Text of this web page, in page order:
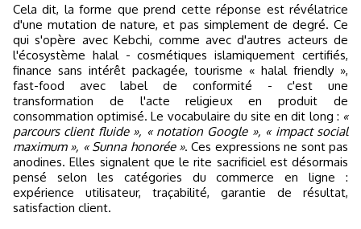
Cela dit, la forme que prend cette réponse est révélatrice
d'une mutation de nature, et pas simplement de degré. Ce
qui s'opère avec Kebchi, comme avec d'autres acteurs de
l'écosystème halal - cosmétiques islamiquement certifiés,
finance sans intérêt packagée, tourisme « halal friendly »,
fast-food avec label de conformité - c'est une
transformation de l'acte religieux en produit de
consommation optimisé. Le vocabulaire du site en dit long : «
parcours client fluide », « notation Google », « impact social
maximum », « Sunna honorée ». Ces expressions ne sont pas
anodines. Elles signalent que le rite sacrificiel est désormais
pensé selon les catégories du commerce en ligne :
expérience utilisateur, traçabilité, garantie de résultat,
satisfaction client.